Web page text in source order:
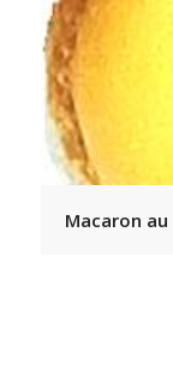
Macaron